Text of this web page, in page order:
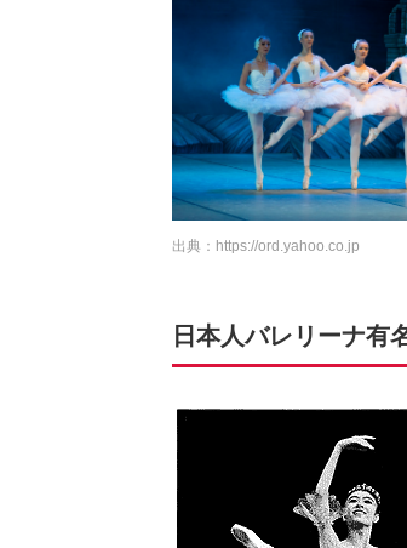
出典： https://ord.yahoo.co.jp
日本人バレリーナ有